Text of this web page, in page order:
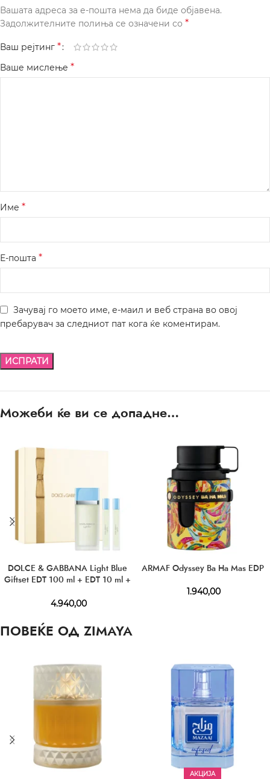
Вашата адреса за е-пошта нема да биде објавена.
Задолжителните полиња се означени со *
Ваш рејтинг *
Ваше мислење *
Име *
Е-пошта *
Зачувај го моето име, е-маил и веб страна во овој
пребарувач за следниот пат кога ќе коментирам.
Можеби ќе ви се допадне…
DOLCE & GABBANA Light Blue
Giftset EDT 100 ml + EDT 10 ml +
4.940,00
ARMAF Odyssey Ba Ha Mas EDP
1.940,00
ПОВЕЌЕ ОД ZIMAYA
АКЦИЈА